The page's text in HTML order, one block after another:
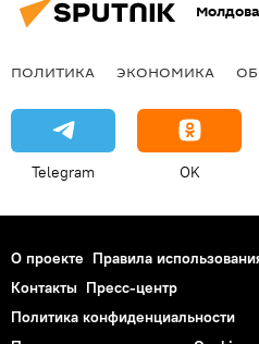
Молдова
ПОЛИТИКА ЭКОНОМИКА
Telegram OK
О проекте Правила
Контакты Пресс-центр
Политика конфиденциальности